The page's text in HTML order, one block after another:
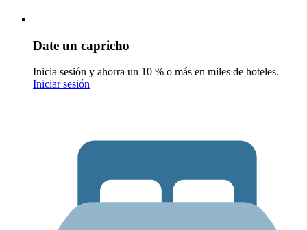
Date un capricho
Inicia sesión y ahorra un 10 % o más en miles de hoteles.
Iniciar sesión